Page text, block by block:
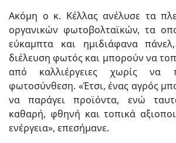
Ακόμη ο κ. Κέλλας ανέλυσε τα
οργανικών φωτοβολταϊκών, τα
εύκαμπτα και ημιδιάφανα
διέλευση φωτός και μπορούν να
από καλλιέργειες χωρίς να
φωτοσύνθεση. «Έτσι, ένας αγρός
να παράγει προϊόντα, ενώ
καθαρή, φθηνή και τοπικά
ενέργεια», επεσήμανε.